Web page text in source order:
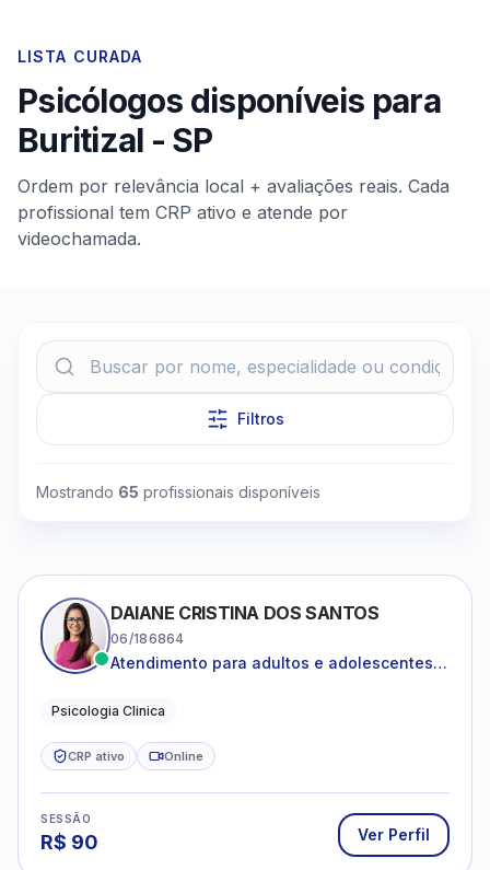
LISTA CURADA
Psicólogos disponíveis para
Buritizal - SP
Ordem por relevância local + avaliações reais. Cada
profissional tem CRP ativo e atende por
videochamada.
Filtros
Mostrando 65 profissionais disponíveis
DAIANE CRISTINA DOS SANTOS
06/186864
Atendimento para adultos e adolescentes a
Psicologia Clinica
CRP ativo Online
SESSÃO
R$ 90 Ver Perfil